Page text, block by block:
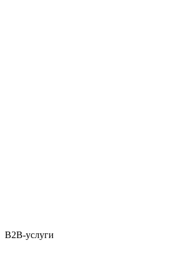
B2B-услуги